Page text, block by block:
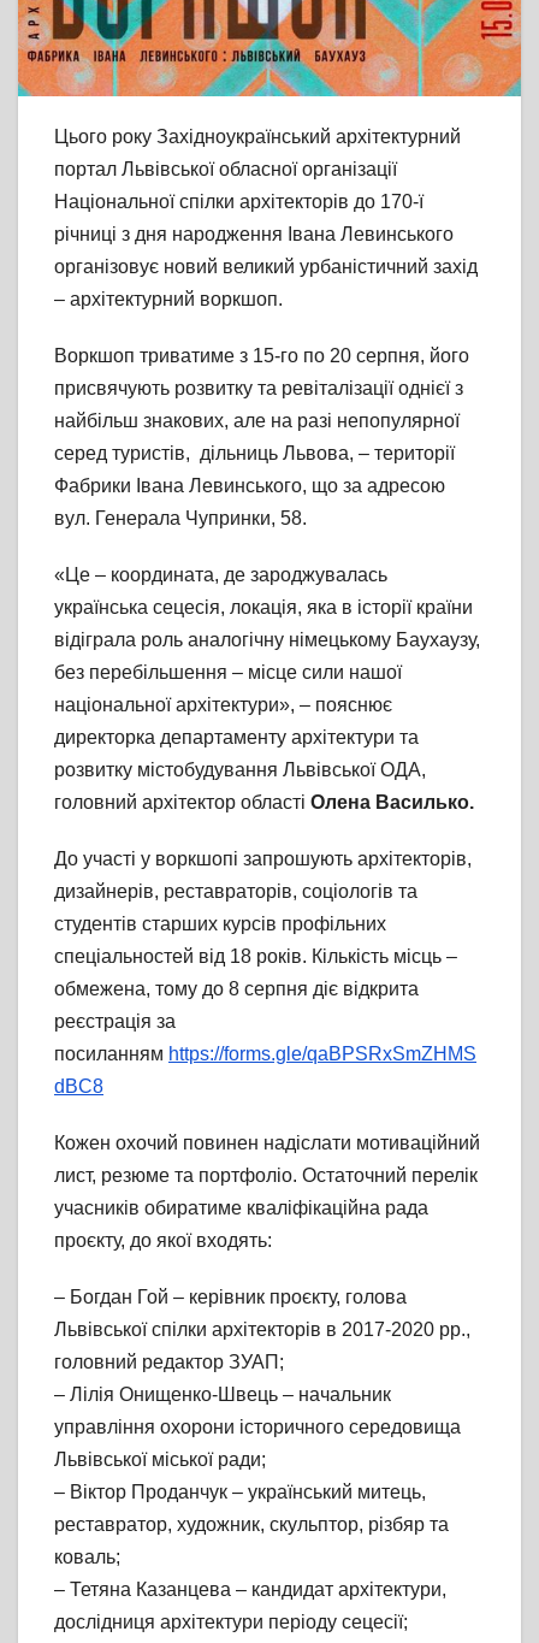
Цього року Західноукраїнський архітектурний
портал Львівської обласної організації
Національної спілки архітекторів до 170-ї
річниці з дня народження Івана Левинського
організовує новий великий урбаністичний захід
– архітектурний воркшоп.
Воркшоп триватиме з 15-го по 20 серпня, його
присвячують розвитку та ревіталізації однієї з
найбільш знакових, але на разі непопулярної
серед туристів, дільниць Львова, – території
Фабрики Івана Левинського, що за адресою
вул. Генерала Чупринки, 58.
«Це – координата, де зароджувалась
українська сецесія, локація, яка в історії країни
відіграла роль аналогічну німецькому Баухаузу,
без перебільшення – місце сили нашої
національної архітектури», – пояснює
директорка департаменту архітектури та
розвитку містобудування Львівської ОДА,
головний архітектор області Олена Василько.
До участі у воркшопі запрошують архітекторів,
дизайнерів, реставраторів, соціологів та
студентів старших курсів профільних
спеціальностей від 18 років. Кількість місць –
обмежена, тому до 8 серпня діє відкрита
реєстрація за
посиланням https://forms.gle/qaBPSRxSmZHMS
dBC8
Кожен охочий повинен надіслати мотиваційний
лист, резюме та портфоліо. Остаточний перелік
учасників обиратиме кваліфікаційна рада
проєкту, до якої входять:
– Богдан Гой – керівник проєкту, голова
Львівської спілки архітекторів в 2017-2020 рр.,
головний редактор ЗУАП;
– Лілія Онищенко-Швець – начальник
управління охорони історичного середовища
Львівської міської ради;
– Віктор Проданчук – український митець,
реставратор, художник, скульптор, різбяр та
коваль;
– Тетяна Казанцева – кандидат архітектури,
дослідниця архітектури періоду сецесії;